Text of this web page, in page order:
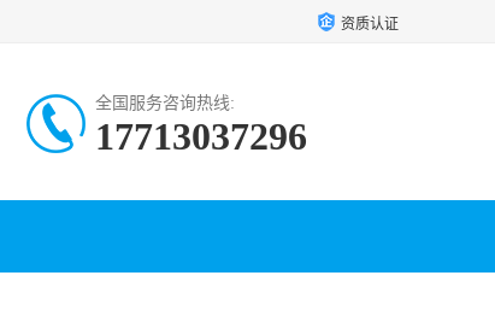
资质认证
全国服务咨询热线:
17713037296